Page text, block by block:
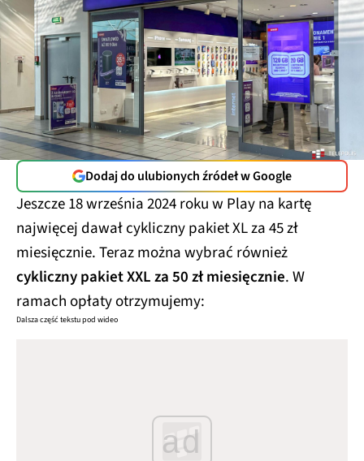
Dodaj do ulubionych źródeł w Google
Jeszcze 18 września 2024 roku w Play na kartę
najwięcej dawał cykliczny pakiet XL za 45 zł
miesięcznie. Teraz można wybrać również
cykliczny pakiet XXL za 50 zł miesięcznie. W
ramach opłaty otrzymujemy:
Dalsza część tekstu pod wideo
ad